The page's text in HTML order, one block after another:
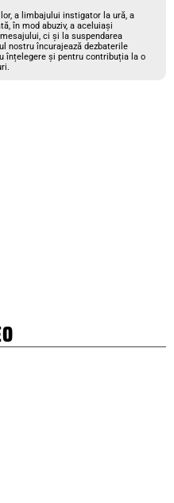
a limbajului instigator la ură, a
în mod abuziv, a aceluiași
ci și la suspendarea
nostru încurajează dezbaterile
înțelegere și pentru contribuția la o